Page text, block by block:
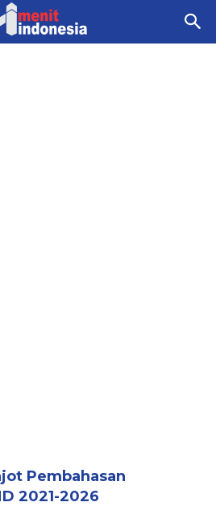
Pembahasan
2021-2026